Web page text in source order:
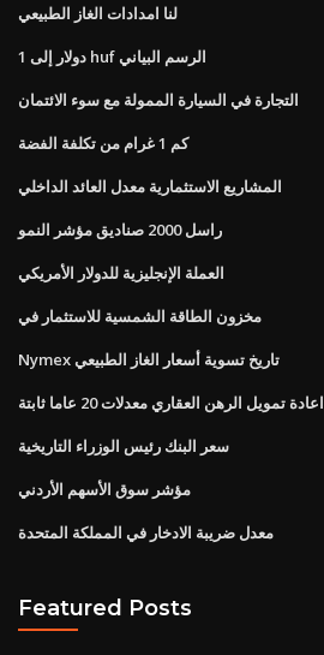
لنا امدادات الغاز الطبيعي
1 دولار إلى huf الرسم البياني
التجارة في السيارة الممولة مع سوء الائتمان
كم 1 غرام من تكلفة الفضة
المشاريع الاستثمارية معدل العائد الداخلي
راسل 2000 صناديق مؤشر النمو
العملة الإنجليزية للدولار الأمريكي
مخزون الطاقة الشمسية للاستثمار في
Nymex تاريخ تسوية أسعار الغاز الطبيعي
اعادة تمويل الرهن العقاري معدلات 20 عاما ثابتة
سعر البنك رئيس الوزراء التاريخية
مؤشر سوق الأسهم الأردني
معدل ضريبة الادخار في المملكة المتحدة
Featured Posts